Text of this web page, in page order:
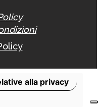
alla privacy